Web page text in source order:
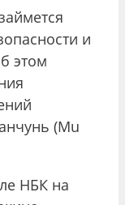
и
этом
(Mu
НБК на